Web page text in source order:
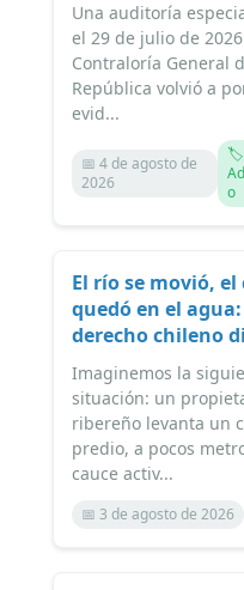
Una auditoría
el 29 de julio de
Contraloría General
República volvió a
evid...
📅 4 de agosto de
2026
🏷️
o
El río se movió, el
quedó en el
derecho chileno
Imaginemos la
situación: un
ribereño levanta un
predio, a pocos
cauce activ...
📅 3 de agosto de 2026